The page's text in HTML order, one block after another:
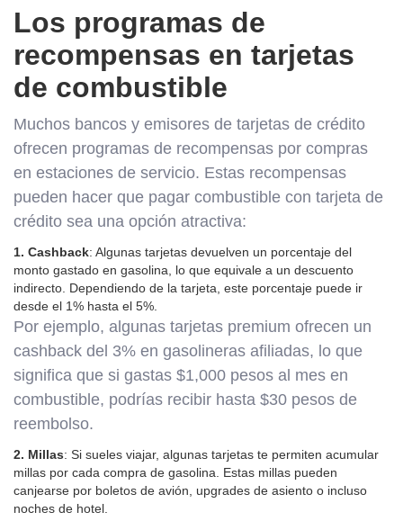
Los programas de
recompensas en tarjetas
de combustible
Muchos bancos y emisores de tarjetas de crédito
ofrecen programas de recompensas por compras
en estaciones de servicio. Estas recompensas
pueden hacer que pagar combustible con tarjeta de
crédito sea una opción atractiva:
1. Cashback: Algunas tarjetas devuelven un porcentaje del
monto gastado en gasolina, lo que equivale a un descuento
indirecto. Dependiendo de la tarjeta, este porcentaje puede ir
desde el 1% hasta el 5%.
Por ejemplo, algunas tarjetas premium ofrecen un
cashback del 3% en gasolineras afiliadas, lo que
significa que si gastas $1,000 pesos al mes en
combustible, podrías recibir hasta $30 pesos de
reembolso.
2. Millas: Si sueles viajar, algunas tarjetas te permiten acumular
millas por cada compra de gasolina. Estas millas pueden
canjearse por boletos de avión, upgrades de asiento o incluso
noches de hotel.